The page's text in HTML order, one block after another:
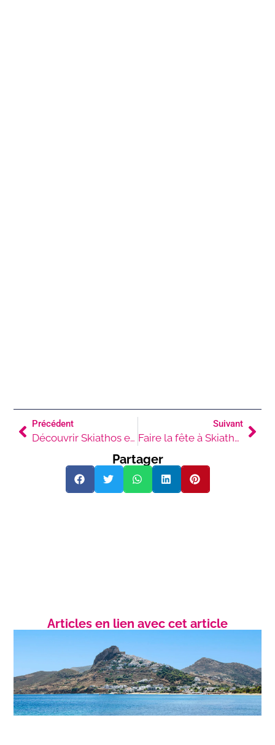
Précédent
Découvrir Skiathos en famille
Suivant
Faire la fête à Skiathos
Partager
Articles en lien avec cet article